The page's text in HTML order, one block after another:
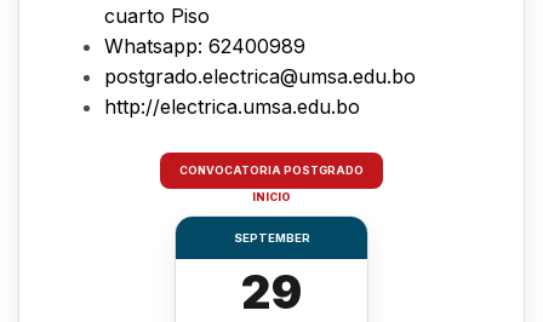
CONVOCATORIA POSTGRADO
INICIO
SEPTEMBER
29
cuarto Piso
Whatsapp: 62400989
postgrado.electrica@umsa.edu.bo
http://electrica.umsa.edu.bo